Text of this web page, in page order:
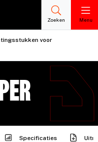
Zoeken Menu
voor
Specificaties